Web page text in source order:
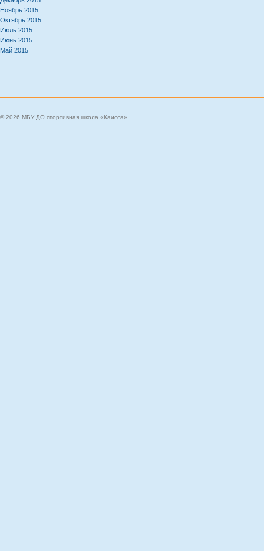
Ноябрь 2015
Октябрь 2015
Июль 2015
Июнь 2015
Май 2015
© 2026 МБУ ДО спортивная школа «Каисса».